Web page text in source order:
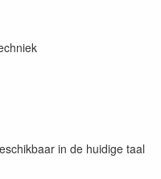
in de huidige taal